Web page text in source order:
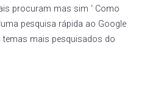
procuram mas sim ‘ Como
pesquisa rápida ao Google
mais pesquisados do